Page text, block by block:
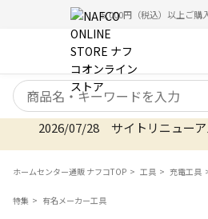
5,000円（税込）以上ご購
検索キーワード
2026/07/28 サイトリニューア
ホームセンター通販 ナフコTOP 工具 充電工具
特集 有名メーカー工具